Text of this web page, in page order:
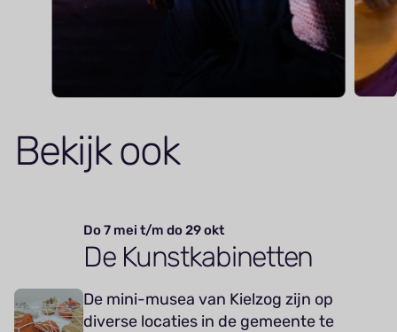
Bekijk ook
Do 7 mei t/m do 29 okt
De Kunstkabinetten
De mini-musea van Kielzog zijn op
diverse locaties in de gemeente te